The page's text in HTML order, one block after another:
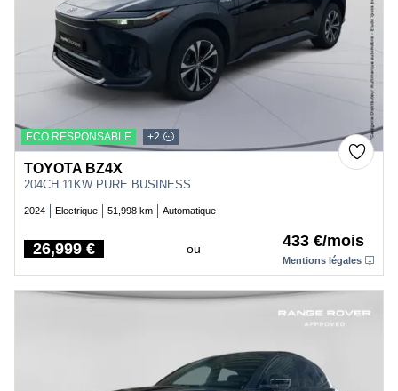
ECO RESPONSABLE +2
TOYOTA BZ4X
204CH 11KW PURE BUSINESS
2024 Electrique 51,998 km Automatique
Price
26,999 € ou 433 €/mois
Mentions légales